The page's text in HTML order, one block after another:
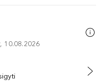
10.08.2026